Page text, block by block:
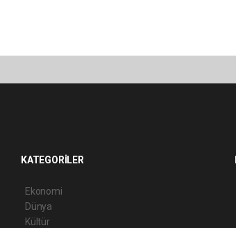
KATEGORİLER
Ekonomi
Dünya
Kültür